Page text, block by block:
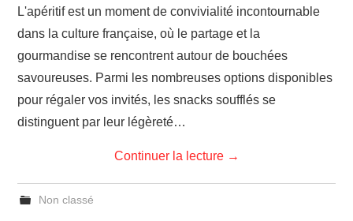
L'apéritif est un moment de convivialité incontournable
dans la culture française, où le partage et la
gourmandise se rencontrent autour de bouchées
savoureuses. Parmi les nombreuses options disponibles
pour régaler vos invités, les snacks soufflés se
distinguent par leur légèreté…
Continuer la lecture →
Non classé